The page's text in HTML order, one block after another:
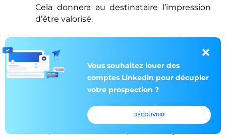
Cela donnera au destinataire l’impression
d’être valorisé.
Soyez concis et clair :
Assurez-vous que
votre message est court et direct. Les gens
sont plus enclins à répondre à un message
qui va droit au but et qui respecte leur
Présentez votre requête :Expliquez ce
que vous voulez de la personne. Dans ce
Vous souhaitez louer des
comptes Linkedin pour décupler
votre prospection ?
DÉCOUVRIR